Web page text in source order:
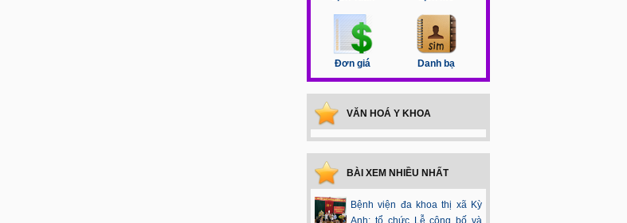
Đơn giá Danh bạ
VĂN HOÁ Y KHOA
BÀI XEM NHIỀU NHẤT
Bệnh viện đa khoa thị xã Kỳ
Anh: tổ chức Lễ công bố và